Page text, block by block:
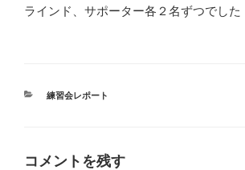
ラインド、サポーター各２名ずつでした
カ
練習会レポート
コメントを残す